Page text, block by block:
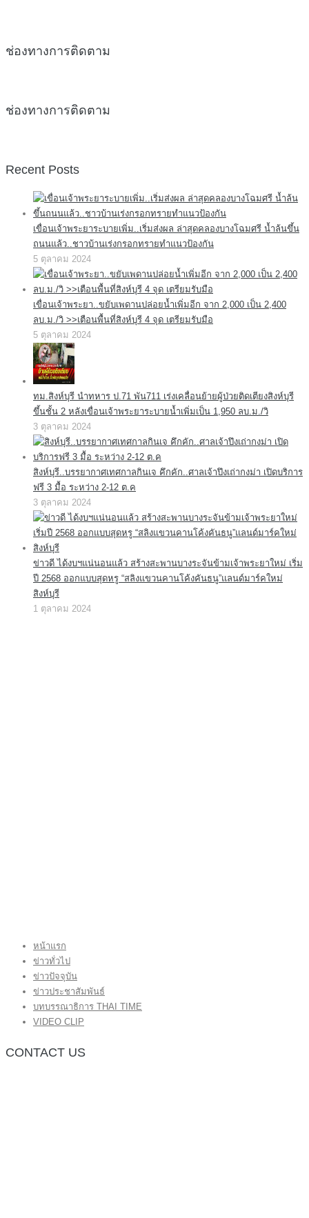
ช่องทางการติดตาม
ช่องทางการติดตาม
Recent Posts
เขื่อนเจ้าพระยาระบายเพิ่ม..เริ่มส่งผล ล่าสุดคลองบางโฉมศรี น้ำล้นขึ้น
ถนนแล้ว..ชาวบ้านเร่งกรอกทรายทำแนวป้องกัน
5 ตุลาคม 2024
เขื่อนเจ้าพระยา..ขยับเพดานปล่อยน้ำเพิ่มอีก จาก 2,000 เป็น 2,400
ลบ.ม./วิ >>เตือนพื้นที่สิงห์บุรี 4 จุด เตรียมรับมือ
5 ตุลาคม 2024
ทม.สิงห์บุรี นำทหาร ป.71 พัน711 เร่งเคลื่อนย้ายผู้ป่วยติดเตียงสิงห์บุรี
ขึ้นชั้น 2 หลังเขื่อนเจ้าพระยาระบายน้ำเพิ่มเป็น 1,950 ลบ.ม./วิ
3 ตุลาคม 2024
สิงห์บุรี..บรรยากาศเทศกาลกินเจ คึกคัก..ศาลเจ้าปึงเถ่ากงม่า เปิดบริการ
ฟรี 3 มื้อ ระหว่าง 2-12 ต.ค
3 ตุลาคม 2024
ข่าวดี ได้งบฯแน่นอนแล้ว สร้างสะพานบางระจันข้ามเจ้าพระยาใหม่ เริ่ม
ปี 2568 ออกแบบสุดหรู “สลิงแขวนคานโค้งคันธนู”แลนด์มาร์คใหม่
สิงห์บุรี
1 ตุลาคม 2024
หน้าแรก
ข่าวทั่วไป
ข่าวปัจจุบัน
ข่าวประชาสัมพันธ์
บทบรรณาธิการ THAI TIME
VIDEO CLIP
CONTACT US